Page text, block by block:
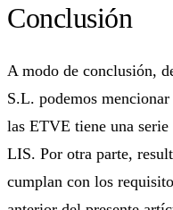
Conclusión
A modo de conclusión,
S.L. podemos
las ETVE tiene una
LIS. Por otra parte,
cumplan con los